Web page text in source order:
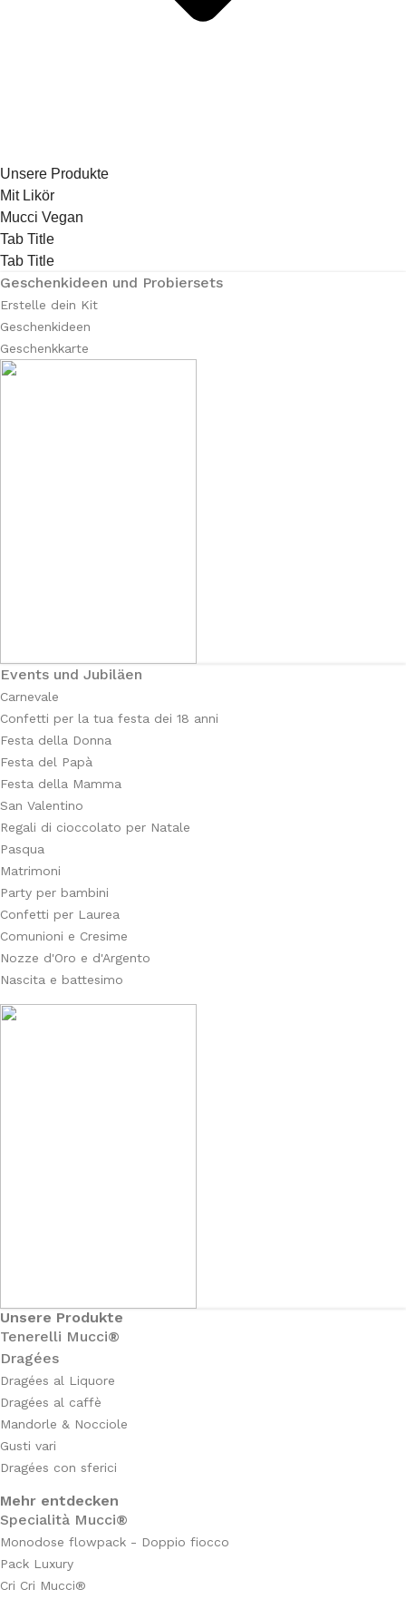
Unsere Produkte
Mit Likör
Mucci Vegan
Tab Title
Tab Title
Geschenkideen und Probiersets
Erstelle dein Kit
Geschenkideen
Geschenkkarte
Events und Jubiläen
Carnevale
Confetti per la tua festa dei 18 anni
Festa della Donna
Festa del Papà
Festa della Mamma
San Valentino
Regali di cioccolato per Natale
Pasqua
Matrimoni
Party per bambini
Confetti per Laurea
Comunioni e Cresime
Nozze d'Oro e d'Argento
Nascita e battesimo
Unsere Produkte
Tenerelli Mucci®
Dragées
Dragées al Liquore
Dragées al caffè
Mandorle & Nocciole
Gusti vari
Dragées con sferici
Mehr entdecken
Specialità Mucci®
Monodose flowpack - Doppio fiocco
Pack Luxury
Cri Cri Mucci®